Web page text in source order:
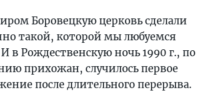
Боровецкую церковь сделали
такой, которой мы любуемся
И в Рождественскую ночь 1990 г., по
прихожан, случилось первое
после длительного перерыва.